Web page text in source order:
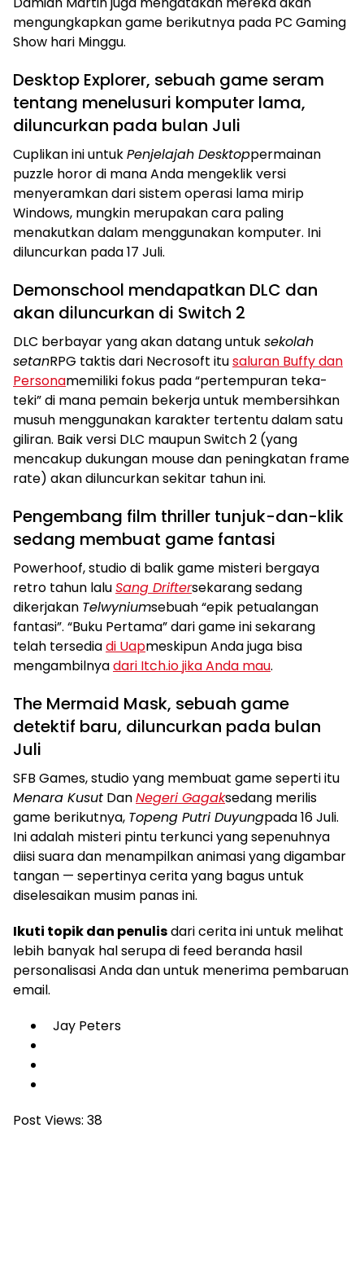
mengungkapkan game berikutnya pada PC Gaming
Show hari Minggu.
Desktop Explorer, sebuah game seram
tentang menelusuri komputer lama,
diluncurkan pada bulan Juli
Cuplikan ini untukPenjelajah Desktoppermainan
puzzle horor di mana Anda mengeklik versi
menyeramkan dari sistem operasi lama mirip
Windows, mungkin merupakan cara paling
menakutkan dalam menggunakan komputer. Ini
diluncurkan pada 17 Juli.
Demonschool mendapatkan DLC dan
akan diluncurkan di Switch 2
DLC berbayar yang akan datang untuksekolah
setanRPG taktis dari Necrosoft itusaluran Buffy dan
Personamemiliki fokus pada “pertempuran teka-
teki” di mana pemain bekerja untuk membersihkan
musuh menggunakan karakter tertentu dalam satu
giliran. Baik versi DLC maupun Switch 2 (yang
mencakup dukungan mouse dan peningkatan frame
rate) akan diluncurkan sekitar tahun ini.
Pengembang film thriller tunjuk-dan-klik
sedang membuat game fantasi
Powerhoof, studio di balik game misteri bergaya
retro tahun laluSang Driftersekarang sedang
dikerjakan Telwyniumsebuah “epik petualangan
fantasi”. “Buku Pertama” dari game ini sekarang
telah tersediadi Uapmeskipun Anda juga bisa
mengambilnyadari Itch.io jika Anda mau.
The Mermaid Mask, sebuah game
detektif baru, diluncurkan pada bulan
Juli
SFB Games, studio yang membuat game seperti itu
Menara Kusut DanNegeri Gagaksedang merilis
game berikutnya, Topeng Putri Duyungpada 16 Juli.
Ini adalah misteri pintu terkunci yang sepenuhnya
diisi suara dan menampilkan animasi yang digambar
tangan — sepertinya cerita yang bagus untuk
diselesaikan musim panas ini.
Ikuti topik dan penulisdari cerita ini untuk melihat
lebih banyak hal serupa di feed beranda hasil
personalisasi Anda dan untuk menerima pembaruan
email.
Jay Peters
Post Views: 38